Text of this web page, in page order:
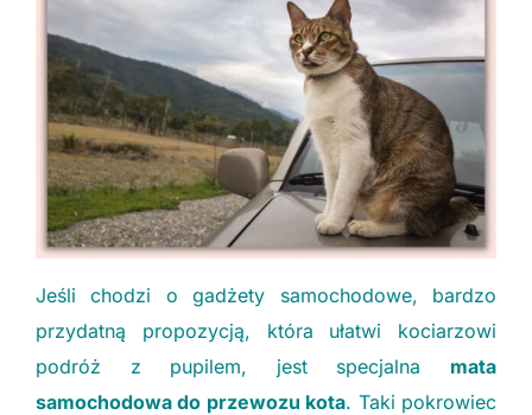
Jeśli chodzi o gadżety samochodowe, bardzo
przydatną propozycją, która ułatwi kociarzowi
podróż z pupilem, jest specjalna mata
samochodowa do przewozu kota. Taki pokrowiec